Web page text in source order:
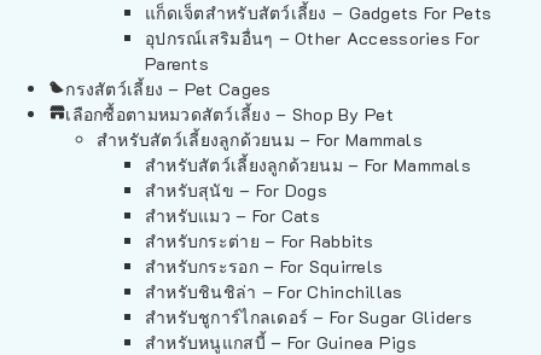
แก็ดเจ็ตสำหรับสัตว์เลี้ยง – Gadgets For Pets
อุปกรณ์เสริมอื่นๆ – Other Accessories For
Parents
กรงสัตว์เลี้ยง – Pet Cages
เลือกซื้อตามหมวดสัตว์เลี้ยง – Shop By Pet
สำหรับสัตว์เลี้ยงลูกด้วยนม – For Mammals
สำหรับสัตว์เลี้ยงลูกด้วยนม – For Mammals
สำหรับสุนัข – For Dogs
สำหรับแมว – For Cats
สำหรับกระต่าย – For Rabbits
สำหรับกระรอก – For Squirrels
สำหรับชินชิล่า – For Chinchillas
สำหรับชูการ์ไกลเดอร์ – For Sugar Gliders
สำหรับหนูแกสบี้ – For Guinea Pigs